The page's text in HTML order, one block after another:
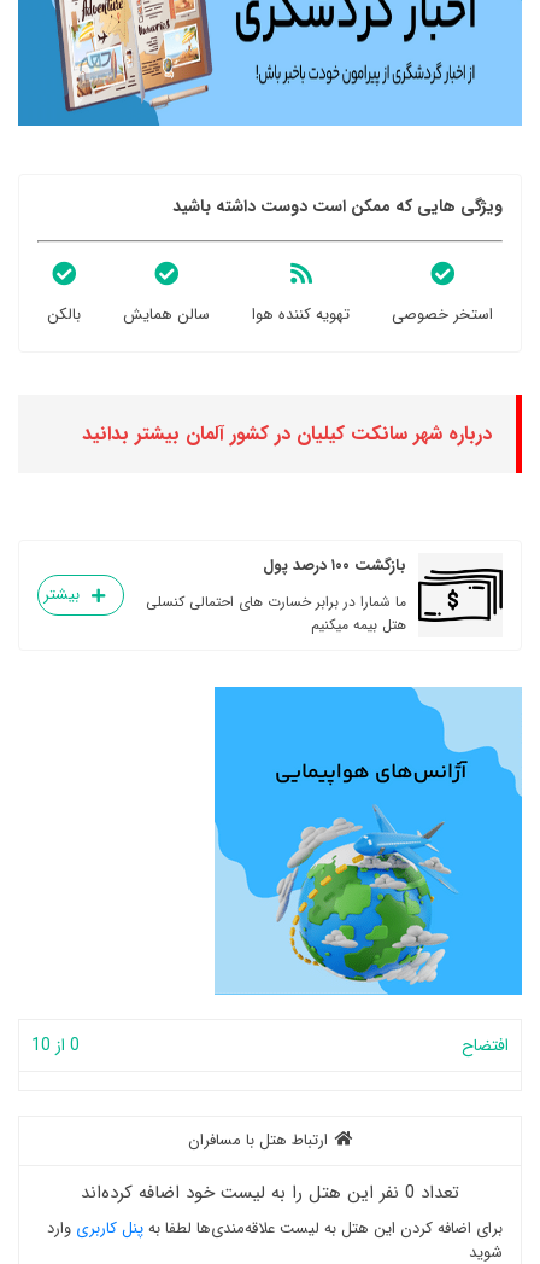
ویژگی هایی که ممکن است دوست داشته باشید
استخر خصوصی تهویه کننده هوا سالن همایش بالکن
درباره شهر سانکت کیلیان در کشور آلمان بیشتر بدانید
بازگشت ۱۰۰ درصد پول
ما شمارا در برابر خسارت های احتمالی کنسلی
هتل بیمه میکنیم
بیشتر
افتضاح 0 از 10
ارتباط هتل با مسافران
تعداد 0 نفر این هتل را به لیست خود اضافه کرده‌اند
برای اضافه کردن این هتل به لیست علاقه‌مندی‌ها لطفا بهپنل کاربری وارد
شوید